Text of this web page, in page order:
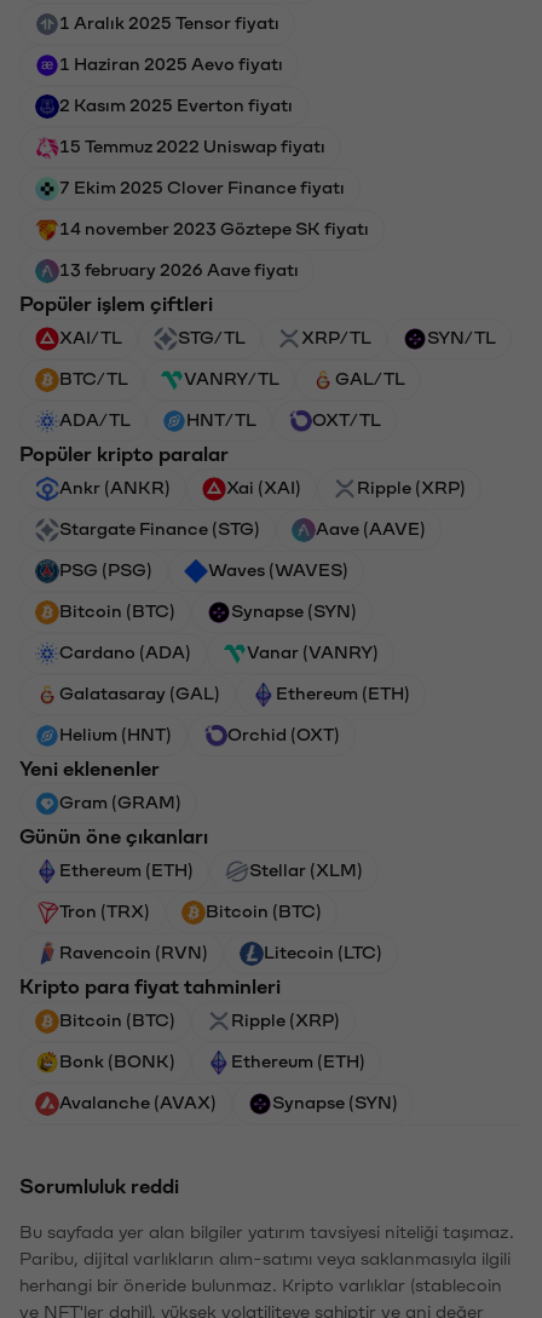
1 Aralık 2025 Tensor fiyatı
1 Haziran 2025 Aevo fiyatı
2 Kasım 2025 Everton fiyatı
15 Temmuz 2022 Uniswap fiyatı
7 Ekim 2025 Clover Finance fiyatı
14 november 2023 Göztepe SK fiyatı
13 february 2026 Aave fiyatı
Popüler işlem çiftleri
XAI/TL STG/TL XRP/TL SYN/TL
BTC/TL VANRY/TL GAL/TL
ADA/TL HNT/TL OXT/TL
Popüler kripto paralar
Ankr (ANKR) Xai (XAI) Ripple (XRP)
Stargate Finance (STG) Aave (AAVE)
PSG (PSG) Waves (WAVES)
Bitcoin (BTC) Synapse (SYN)
Cardano (ADA) Vanar (VANRY)
Galatasaray (GAL) Ethereum (ETH)
Helium (HNT) Orchid (OXT)
Yeni eklenenler
Gram (GRAM)
Günün öne çıkanları
Ethereum (ETH) Stellar (XLM)
Tron (TRX) Bitcoin (BTC)
Ravencoin (RVN) Litecoin (LTC)
Kripto para fiyat tahminleri
Bitcoin (BTC) Ripple (XRP)
Bonk (BONK) Ethereum (ETH)
Avalanche (AVAX) Synapse (SYN)
Sorumluluk reddi
Bu sayfada yer alan bilgiler yatırım tavsiyesi niteliği taşımaz.
Paribu, dijital varlıkların alım-satımı veya saklanmasıyla ilgili
herhangi bir öneride bulunmaz. Kripto varlıklar (stablecoin
ve NFT'ler dahil), yüksek volatiliteye sahiptir ve ani değer